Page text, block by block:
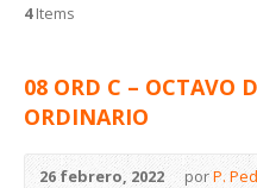
4Items
08 ORD C – OCTAVO
ORDINARIO
26 febrero, 2022 porP.